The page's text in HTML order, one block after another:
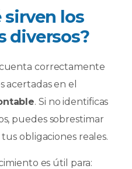
sirven los
diversos?
correctamente
acertadas en el
. Si no identificas
puedes sobrestimar
obligaciones reales.
es útil para: